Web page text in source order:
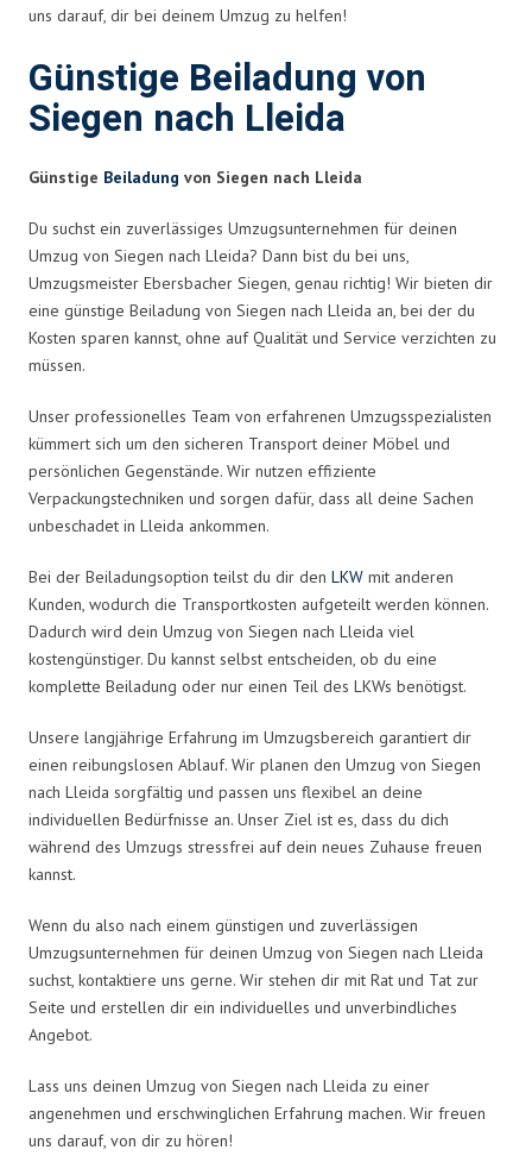
uns darauf, dir bei deinem Umzug zu helfen!
Günstige Beiladung von
Siegen nach Lleida
Günstige Beiladung von Siegen nach Lleida
Du suchst ein zuverlässiges Umzugsunternehmen für deinen
Umzug von Siegen nach Lleida? Dann bist du bei uns,
Umzugsmeister Ebersbacher Siegen, genau richtig! Wir bieten dir
eine günstige Beiladung von Siegen nach Lleida an, bei der du
Kosten sparen kannst, ohne auf Qualität und Service verzichten zu
müssen.
Unser professionelles Team von erfahrenen Umzugsspezialisten
kümmert sich um den sicheren Transport deiner Möbel und
persönlichen Gegenstände. Wir nutzen effiziente
Verpackungstechniken und sorgen dafür, dass all deine Sachen
unbeschadet in Lleida ankommen.
Bei der Beiladungsoption teilst du dir den LKW mit anderen
Kunden, wodurch die Transportkosten aufgeteilt werden können.
Dadurch wird dein Umzug von Siegen nach Lleida viel
kostengünstiger. Du kannst selbst entscheiden, ob du eine
komplette Beiladung oder nur einen Teil des LKWs benötigst.
Unsere langjährige Erfahrung im Umzugsbereich garantiert dir
einen reibungslosen Ablauf. Wir planen den Umzug von Siegen
nach Lleida sorgfältig und passen uns flexibel an deine
individuellen Bedürfnisse an. Unser Ziel ist es, dass du dich
während des Umzugs stressfrei auf dein neues Zuhause freuen
kannst.
Wenn du also nach einem günstigen und zuverlässigen
Umzugsunternehmen für deinen Umzug von Siegen nach Lleida
suchst, kontaktiere uns gerne. Wir stehen dir mit Rat und Tat zur
Seite und erstellen dir ein individuelles und unverbindliches
Angebot.
Lass uns deinen Umzug von Siegen nach Lleida zu einer
angenehmen und erschwinglichen Erfahrung machen. Wir freuen
uns darauf, von dir zu hören!